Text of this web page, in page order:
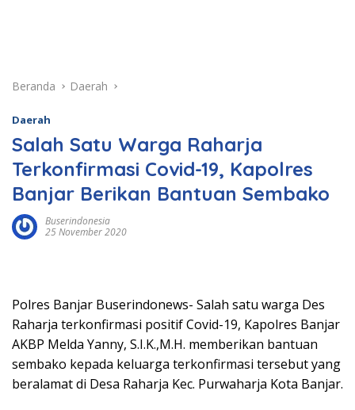
Beranda Daerah
Daerah
Salah Satu Warga Raharja
Terkonfirmasi Covid-19, Kapolres
Banjar Berikan Bantuan Sembako
Buserindonesia
25 November 2020
Polres Banjar Buserindonews- Salah satu warga Des
Raharja terkonfirmasi positif Covid-19, Kapolres Banjar
AKBP Melda Yanny, S.I.K.,M.H. memberikan bantuan
sembako kepada keluarga terkonfirmasi tersebut yang
beralamat di Desa Raharja Kec. Purwaharja Kota Banjar.